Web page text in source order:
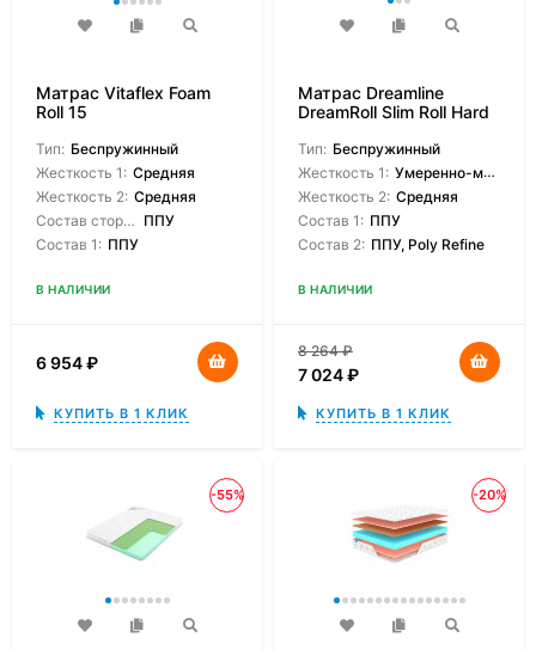
Матрас Vitaflex Foam
Roll 15
Тип: Беспружинный
Жесткость 1: Средняя
Жесткость 2: Средняя
Состав сторон: ППУ
Состав 1: ППУ
В НАЛИЧИИ
6 954₽
КУПИТЬ В 1 КЛИК
Матрас Dreamline
DreamRoll Slim Roll Hard
Тип: Беспружинный
Жесткость 1: Умеренно-мягкая
Жесткость 2: Средняя
Состав 1: ППУ
Состав 2: ППУ, Poly Refine
В НАЛИЧИИ
8 264₽
7 024₽
КУПИТЬ В 1 КЛИК
-55% -20%